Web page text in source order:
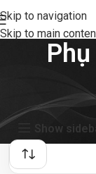
Skip to navigation
Skip to main
Showing 1–24 of
Show